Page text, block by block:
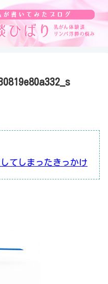
てしまったきっかけ